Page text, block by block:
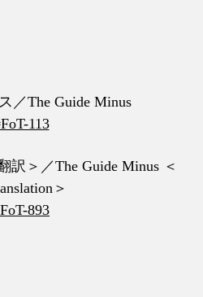
／The Guide Minus
113
訳＞／The Guide Minus ＜
＞
893